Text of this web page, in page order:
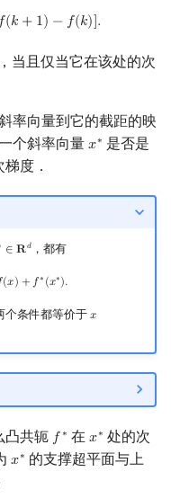
(𝑘 + 1) − 𝑓(𝑘)].
k+1 )−f (k) ].
当且仅当它在该处的次
率向量到它的截距的映
个斜率向量 𝑥∗
x∗是否是
度．
∈ 𝐑𝑑
∈Rd ，都有
(𝑥) +𝑓∗ (𝑥∗).
)+f∗ (x ∗) .
个条件都等价于 𝑥
x∈
凸共轭 𝑓 ∗
f∗ 在𝑥∗
x∗处的次
𝑥∗
x∗的支撑超平面与上